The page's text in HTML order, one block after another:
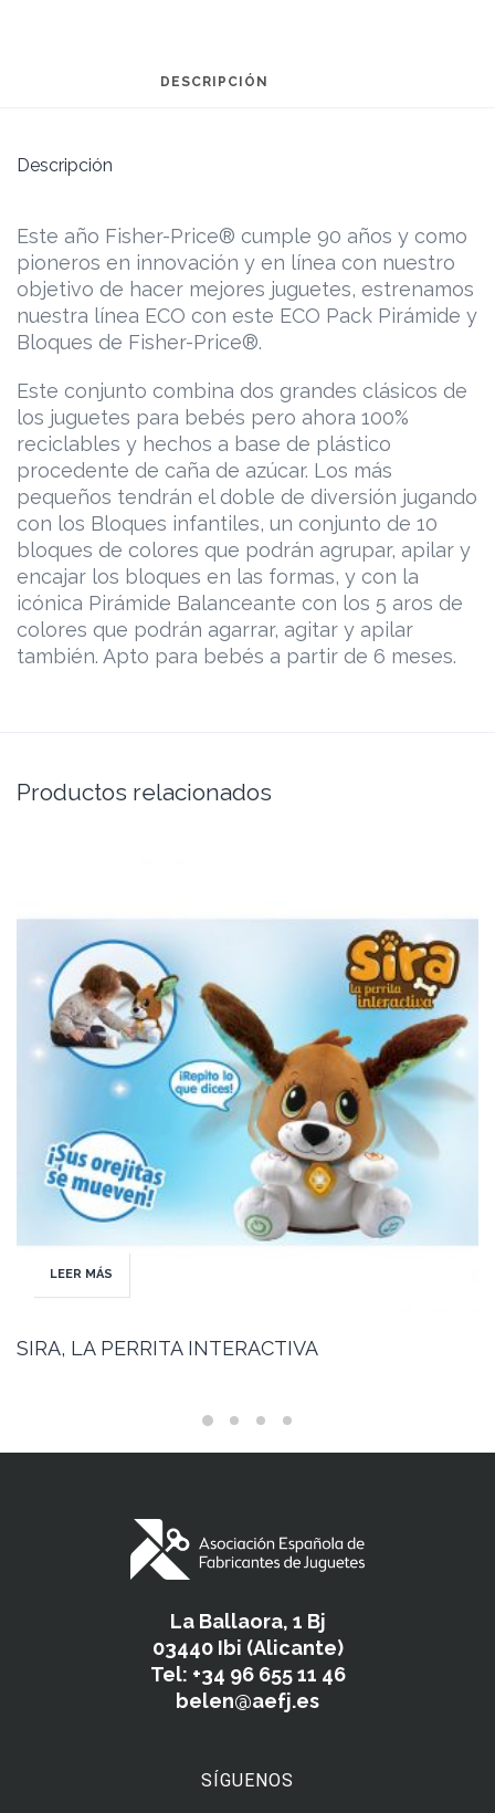
DESCRIPCIÓN
Descripción
Este año Fisher-Price® cumple 90 años y como
pioneros en innovación y en línea con nuestro
objetivo de hacer mejores juguetes, estrenamos
nuestra línea ECO con este ECO Pack Pirámide y
Bloques de Fisher-Price®.
Este conjunto combina dos grandes clásicos de
los juguetes para bebés pero ahora 100%
reciclables y hechos a base de plástico
procedente de caña de azúcar. Los más
pequeños tendrán el doble de diversión jugando
con los Bloques infantiles, un conjunto de 10
bloques de colores que podrán agrupar, apilar y
encajar los bloques en las formas, y con la
icónica Pirámide Balanceante con los 5 aros de
colores que podrán agarrar, agitar y apilar
también. Apto para bebés a partir de 6 meses.
Productos relacionados
LEER MÁS
SIRA, LA PERRITA INTERACTIVA
La Ballaora, 1 Bj
03440 Ibi (Alicante)
Tel: +34 96 655 11 46
belen@aefj.es
SÍGUENOS